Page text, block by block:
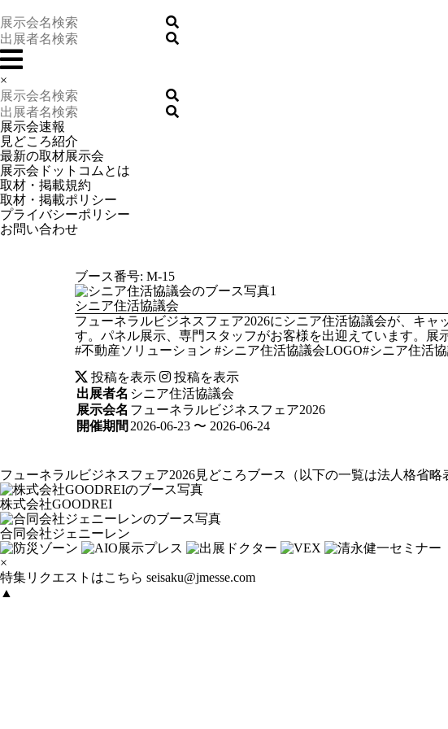
×
展示会速報
見どころ紹介
最新の取材展示会
展示会ドットコムとは
取材・掲載規約
取材・掲載ポリシー
プライバシーポリシー
お問い合わせ
ブース番号: M-15
シニア住活協議会
フューネラルビジネスフェア2026にシニア住活協議会が、キ
す。パネル展示、専門スタッフがお客様を出迎えています。展
#不動産ソリューション #シニア住活協議会LOGO#シニア住活
投稿を表示
投稿を表示
出展者名 シニア住活協議会
展示会名 フューネラルビジネスフェア2026
開催期間 2026-06-23 〜 2026-06-24
フューネラルビジネスフェア2026見どころブース （以下の一覧は法人格省略
株式会社GOODREI
合同会社ジェニーレン
×
特集リクエストはこちら seisaku@jmesse.com
▲